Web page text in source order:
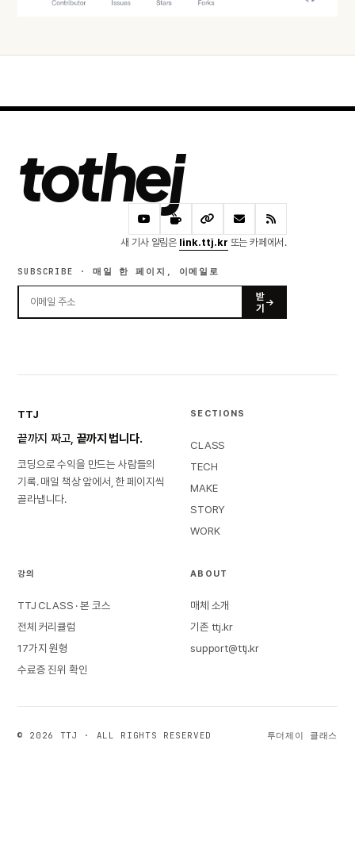
tothej
새 기사 알림은 link.ttj.kr 또는 카페에서.
SUBSCRIBE · 매일 한 페이지, 이메일로
받
기
TTJ
끝까지 짜고, 끝까지 법니다.
코딩으로 수익을 만드는 사람들의
기록. 매일 책상 앞에서, 한 페이지씩
골라냅니다.
SECTIONS
CLASS
TECH
MAKE
STORY
WORK
강의
TTJ CLASS · 본 코스
전체 커리큘럼
17가지 원형
수료증 진위 확인
ABOUT
매체 소개
기존 ttj.kr
support@ttj.kr
© 2026 TTJ · ALL RIGHTS RESERVED 투더제이 클래스